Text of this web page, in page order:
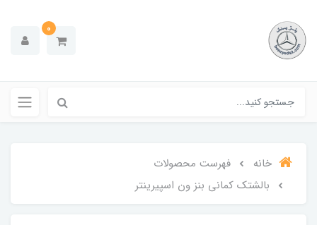
0
خانه
فهرست محصولات
بالشتک کمانی بنز ون اسپیرینتر